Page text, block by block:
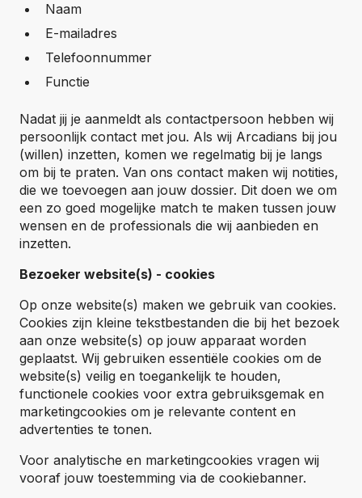
Naam
E-mailadres
Telefoonnummer
Functie
Nadat jij je aanmeldt als contactpersoon hebben wij
persoonlijk contact met jou. Als wij Arcadians bij jou
(willen) inzetten, komen we regelmatig bij je langs
om bij te praten. Van ons contact maken wij notities,
die we toevoegen aan jouw dossier. Dit doen we om
een zo goed mogelijke match te maken tussen jouw
wensen en de professionals die wij aanbieden en
inzetten.
Bezoeker website(s) - cookies
Op onze website(s) maken we gebruik van cookies.
Cookies zijn kleine tekstbestanden die bij het bezoek
aan onze website(s) op jouw apparaat worden
geplaatst. Wij gebruiken essentiële cookies om de
website(s) veilig en toegankelijk te houden,
functionele cookies voor extra gebruiksgemak en
marketingcookies om je relevante content en
advertenties te tonen.
Voor analytische en marketingcookies vragen wij
vooraf jouw toestemming via de cookiebanner.